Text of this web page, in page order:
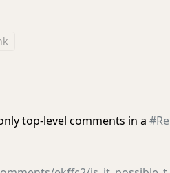
top-level comments in a #Re